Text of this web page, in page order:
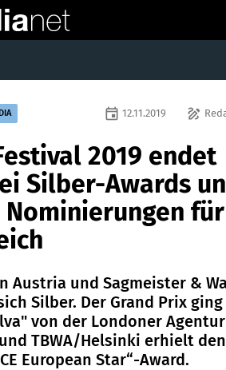
draw
event 12.11.2019
2019 endet
Silber-Awards
Nominierungen für
Austria und Sagmeister &
Silber. Der Grand Prix ging
von der Londoner Agentur
und TBWA/Helsinki erhielt den
European Star“-Award.